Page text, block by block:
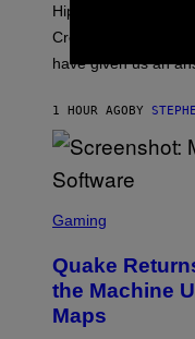
C
A
C
P
P
E
/
E
T
Y
I
M
A
G
Hip-hop fans have
Creator is gay, and
have given us an
1 HOUR AGO BY
C
E
N
S
H
Gaming
Quake
the Machine
Maps